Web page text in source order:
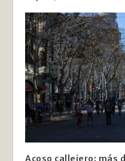
Acoso callejero: más